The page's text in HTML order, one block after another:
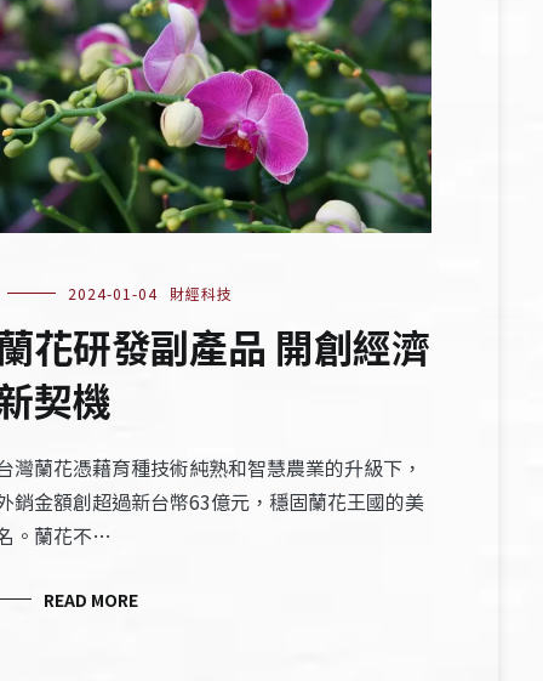
2024-01-04 財經科技
花研發副產品 開創經濟
契機
灣蘭花憑藉育種技術純熟和智慧農業的升級下，
銷金額創超過新台幣63億元，穩固蘭花王國的美
。蘭花不…
READ MORE